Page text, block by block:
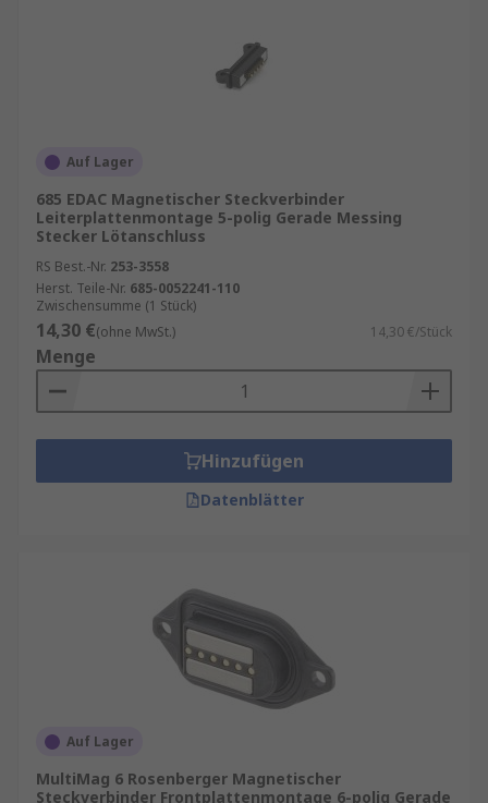
Auf Lager
685 EDAC Magnetischer Steckverbinder
Leiterplattenmontage 5-polig Gerade Messing
Stecker Lötanschluss
RS Best.-Nr. 253-3558
Herst. Teile-Nr. 685-0052241-110
Zwischensumme (1 Stück)
14,30 €(ohne MwSt.) 14,30 €/Stück
Menge
Hinzufügen
Datenblätter
Auf Lager
MultiMag 6 Rosenberger Magnetischer
Steckverbinder Frontplattenmontage 6-polig Gerade